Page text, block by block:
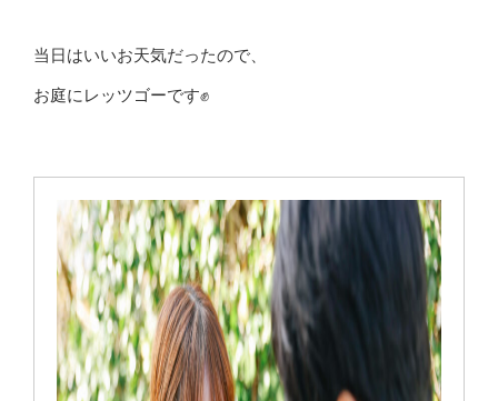
当日はいいお天気だったので、
お庭にレッツゴーです✊